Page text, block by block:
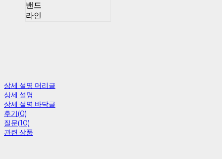
밴드
라인
상세 설명 머리글
상세 설명
상세 설명 바닥글
후기(0)
질문(10)
관련 상품